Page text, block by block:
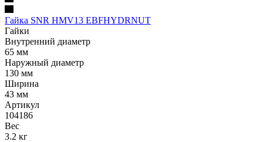
Гайка SNR HMV13 EBFHYDRNUT
Гайки
Внутренний диаметр
65 мм
Наружный диаметр
130 мм
Ширина
43 мм
Артикул
104186
Вес
3.2 кг